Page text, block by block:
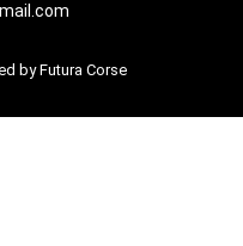
by Futura Corse